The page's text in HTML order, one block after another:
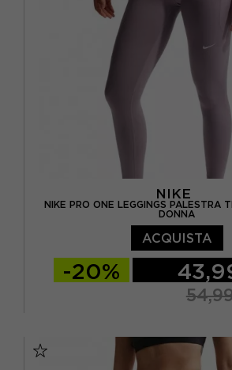
NIKE
NIKE PRO ONE LEGGINGS PALESTRA
DONNA
ACQUISTA
-20%